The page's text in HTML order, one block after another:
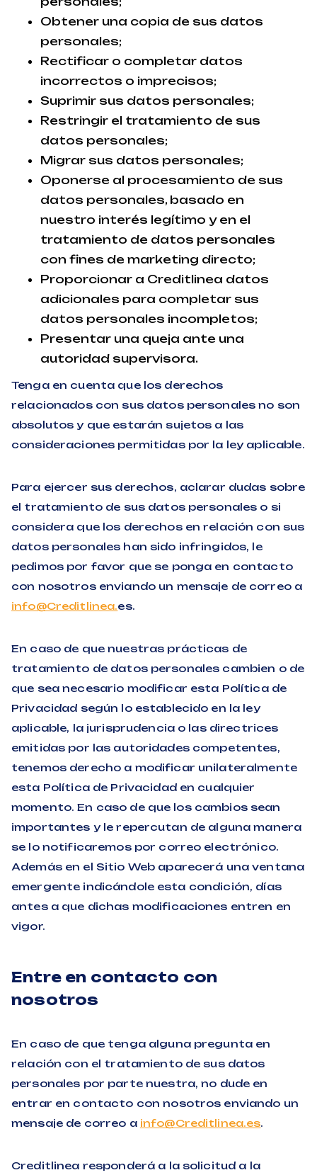
Obtener una copia de sus datos
personales;
Rectificar o completar datos
incorrectos o imprecisos;
Suprimir sus datos personales;
Restringir el tratamiento de sus
datos personales;
Migrar sus datos personales;
Oponerse al procesamiento de sus
datos personales, basado en
nuestro interés legítimo y en el
tratamiento de datos personales
con fines de marketing directo;
Proporcionar a Creditlinea datos
adicionales para completar sus
datos personales incompletos;
Presentar una queja ante una
autoridad supervisora.
Tenga en cuenta que los derechos
relacionados con sus datos personales no son
absolutos y que estarán sujetos a las
consideraciones permitidas por la ley aplicable.
Para ejercer sus derechos, aclarar dudas sobre
el tratamiento de sus datos personales o si
considera que los derechos en relación con sus
datos personales han sido infringidos, le
pedimos por favor que se ponga en contacto
con nosotros enviando un mensaje de correo a
info@Creditlinea.es.
En caso de que nuestras prácticas de
tratamiento de datos personales cambien o de
que sea necesario modificar esta Política de
Privacidad según lo establecido en la ley
aplicable, la jurisprudencia o las directrices
emitidas por las autoridades competentes,
tenemos derecho a modificar unilateralmente
esta Política de Privacidad en cualquier
momento. En caso de que los cambios sean
importantes y le repercutan de alguna manera
se lo notificaremos por correo electrónico.
Además en el Sitio Web aparecerá una ventana
emergente indicándole esta condición, días
antes a que dichas modificaciones entren en
vigor.
Entre en contacto con
nosotros
En caso de que tenga alguna pregunta en
relación con el tratamiento de sus datos
personales por parte nuestra, no dude en
entrar en contacto con nosotros enviando un
mensaje de correo a info@Creditlinea.es.
Creditlinea responderá a la solicitud a la